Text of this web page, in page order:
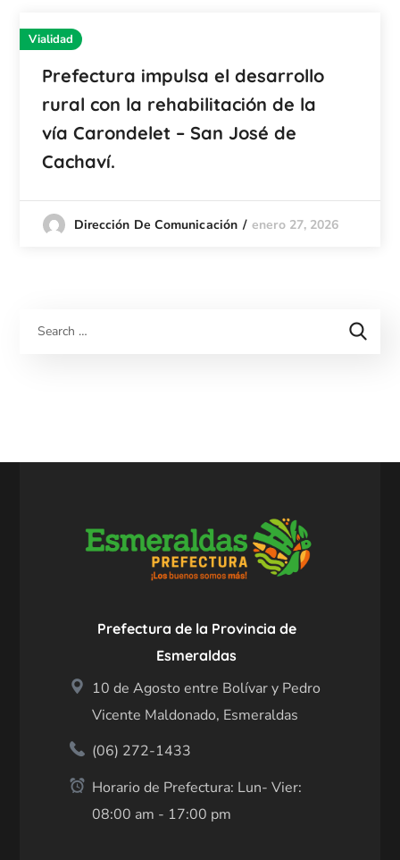
Vialidad
Prefectura impulsa el desarrollo
rural con la rehabilitación de la
vía Carondelet – San José de
Cachaví.
Dirección De Comunicación enero 27, 2026
Prefectura de la Provincia de
Esmeraldas
10 de Agosto entre Bolívar y Pedro
Vicente Maldonado, Esmeraldas
(06) 272-1433
Horario de Prefectura: Lun- Vier:
08:00 am - 17:00 pm